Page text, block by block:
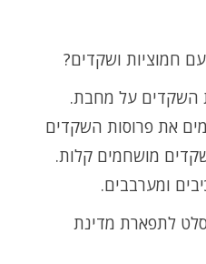
חמוציות ושקדים?
השקדים על מחבת.
את פרוסות השקדים
מושחמים קלות.
ומערבבים.
סלט לתפארת מדינת